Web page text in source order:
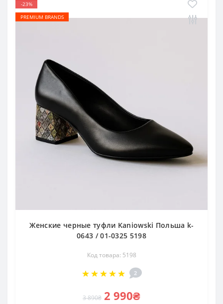
-23%
PREMIUM BRANDS
Женские черные туфли Kaniowski Польша k-
0643 / 01-0325 5198
Код товара: 5198
2
3 890₴ 2 990₴